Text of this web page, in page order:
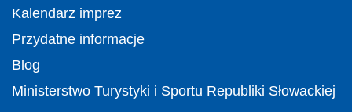
Kalendarz imprez
Przydatne informacje
Blog
Ministerstwo Turystyki i Sportu Republiki Słowackiej